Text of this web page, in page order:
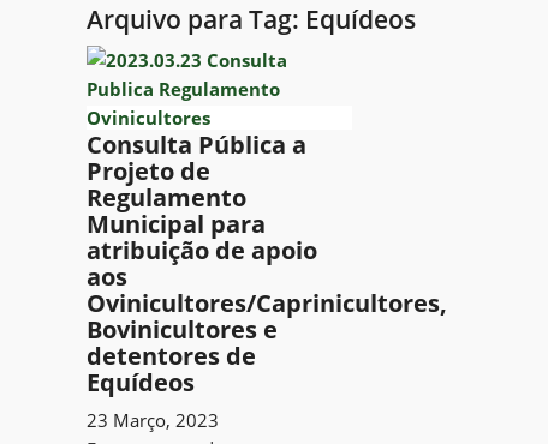
Arquivo para Tag: Equídeos
Consulta Pública a
Projeto de
Regulamento
Municipal para
atribuição de apoio
aos
Ovinicultores/Caprinicultores,
Bovinicultores e
detentores de
Equídeos
23 Março, 2023